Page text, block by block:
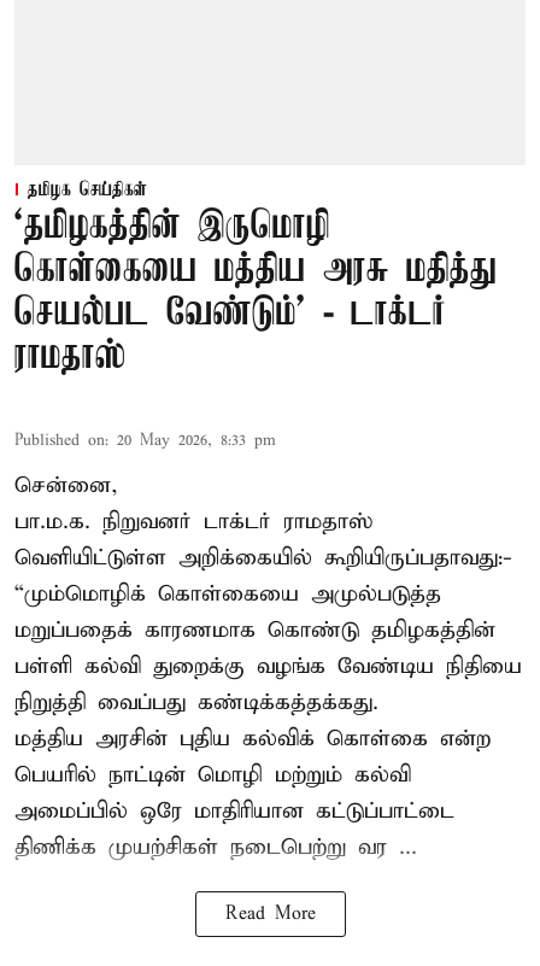
தமிழக செய்திகள்
‘தமிழகத்தின் இருமொழி
கொள்கையை மத்திய அரசு மதித்து
செயல்பட வேண்டும்’ - டாக்டர்
ராமதாஸ்
Published on: 20 May 2026, 8:33 pm
சென்னை,
பா.ம.க. நிறுவனர் டாக்டர் ராமதாஸ்
வெளியிட்டுள்ள அறிக்கையில் கூறியிருப்பதாவது:-
“மும்மொழிக் கொள்கையை அமுல்படுத்த
மறுப்பதைக் காரணமாக கொண்டு தமிழகத்தின்
பள்ளி கல்வி துறைக்கு வழங்க வேண்டிய நிதியை
நிறுத்தி வைப்பது கண்டிக்கத்தக்கது.
மத்திய அரசின் புதிய கல்விக் கொள்கை என்ற
பெயரில் நாட்டின் மொழி மற்றும் கல்வி
அமைப்பில் ஒரே மாதிரியான கட்டுப்பாட்டை
திணிக்க முயற்சிகள் நடைபெற்று வர ...
Read More